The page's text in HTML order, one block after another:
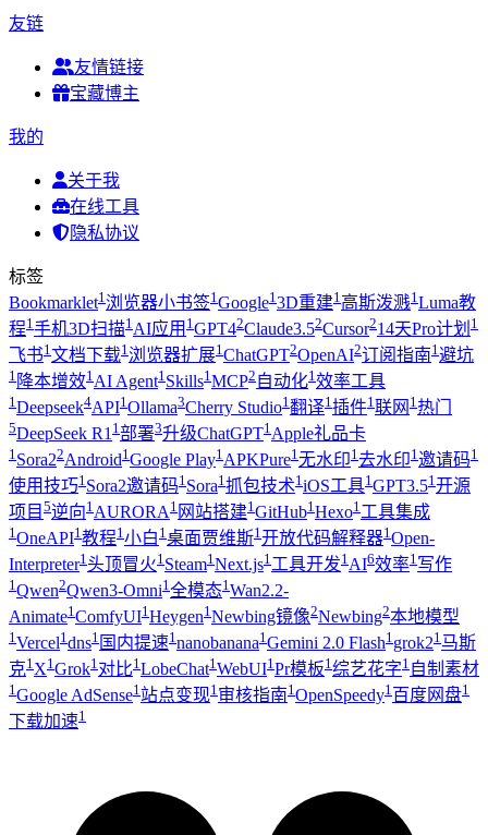
友链
友情链接
宝藏博主
我的
关于我
在线工具
隐私协议
标签
Bookmarklet1 浏览器小书签1 Google1 3D重建1 高斯泼溅1 Luma教
程1 手机3D扫描1 AI应用 1 GPT42Claude3.52Cursor214天Pro计划 1
飞书1 文档下载1 浏览器扩展1 ChatGPT2OpenAI2订阅指南1 避坑
1 降本增效1 AI Agent1 Skills1 MCP2 自动化1 效率工具
1 Deepseek4API1 Ollama3Cherry Studio1 翻译1 插件1 联网 1 热门
5DeepSeek R1 1 部署3升级ChatGPT1 Apple礼品卡
1 Sora22Android1 Google Play1 APKPure1 无水印1 去水印1 邀请码1
使用技巧1 Sora2邀请码1 Sora1 抓包技术1 iOS工具1 GPT3.51 开源
项目 5逆向1 AURORA 1 网站搭建1 GitHub1 Hexo1 工具集成
1 OneAPI1 教程1 小白 1 桌面贾维斯1 开放代码解释器1 Open-
Interpreter1 头顶冒火1 Steam1 Next.js1 工具开发1 AI6效率1 写作
1 Qwen2Qwen3-Omni1 全模态1 Wan2.2-
Animate1 ComfyUI1 Heygen1 Newbing镜像2Newbing2本地模型
1 Vercel1 dns1 国内提速1 nanobanana1 Gemini 2.0 Flash1 grok21 马斯
克1 X1 Grok1 对比1 LobeChat1 WebUI1 Pr模板1 综艺花字1 自制素材
1 Google AdSense1 站点变现1 审核指南1 OpenSpeedy1 百度网盘1
下载加速1